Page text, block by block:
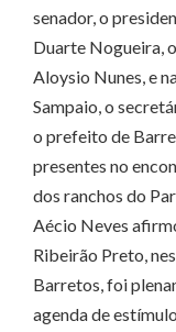
senador, o
Duarte Nogueira,
Aloysio Nunes, e
Sampaio, o
o prefeito de
presentes no
dos ranchos do
Aécio Neves
Ribeirão Preto,
Barretos, foi
agenda de